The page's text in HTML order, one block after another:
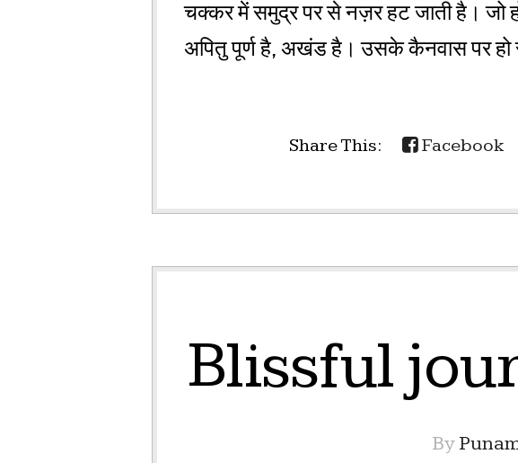
चक्कर में समुद्र पर से नज़र हट जाती है। जो
अपितु पूर्ण है, अखंड है। उसके कैनवास पर
Share This: Facebook
Blissful
By